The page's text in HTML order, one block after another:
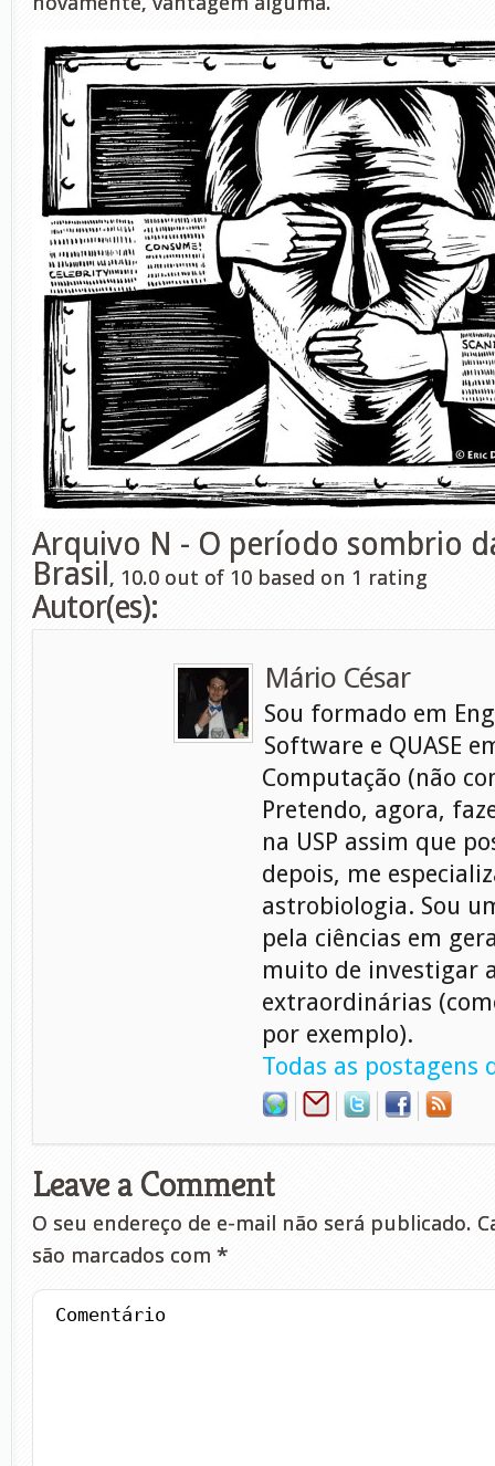
Arquivo N - O período sombrio
Brasil , 10.0 out of 10 based on 1 rating
Autor(es):
Mário César
Sou formado em
Software e QUASE
Computação (não
Pretendo, agora,
na USP assim que
depois, me
astrobiologia. Sou
pela ciências em
muito de investigar
extraordinárias
por exemplo).
Todas as postagens
Leave a Comment
O seu endereço de e-mail não será publicado.
são marcados com *